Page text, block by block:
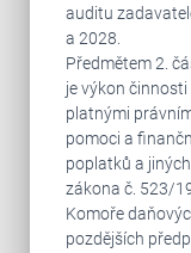
auditu
a 2028.
Předmětem 2.
je výkon
platnými
pomoci a
poplatků a
zákona č. 523/
Komoře
pozdějších